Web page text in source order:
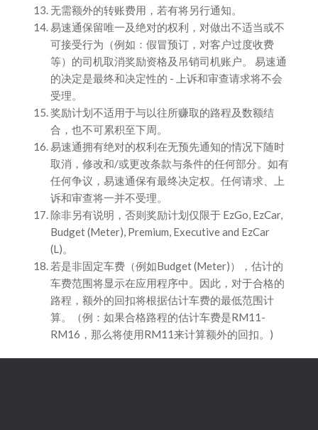
无需额外的转账费用，若有将另行通知。
易速通保留唯一及绝对的权利，对做出不适当或不
可接受行为（例如：假冒预订，对客户过度收费
等）的司机取消奖励资格及吊销司机账户。 易速通
的决定是最终和决定性的 - 上诉和审查请求将不会
受理。
奖励计划不适用于与以往所赚取的路程及数额结
合，也不可累积至下周。
易速通拥有绝对的权利在无预先通知的情况下随时
取消，修改和/或更改条款与条件的任何部分。如有
任何争议，易速通保有最终决定权。任何请求、上
诉和审查将一并不受理。
除非另有说明，否则奖励计划仅限于 EzGo, EzCar,
Budget (Meter), Premium, Executive and EzCar
(L)。
若是非固定车费（例如Budget (Meter)），估计的
车费范围将显示在应用程序中。因此，对于合格的
路程，额外的回扣将根据估计车费的最低范围计
算。（例：如果合格路程的估计车费是RM11-
RM16，那么将使用RM11来计算额外的回扣。)